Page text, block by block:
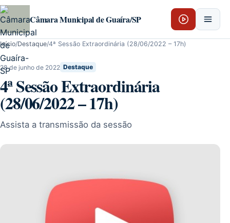
Pular para o conteúdo
Câmara Municipal de Guaíra/SP
Início/Destaque/4ª Sessão Extraordinária (28/06/2022 – 17h)
28 de junho de 2022 Destaque
4ª Sessão Extraordinária
(28/06/2022 – 17h)
Assista a transmissão da sessão